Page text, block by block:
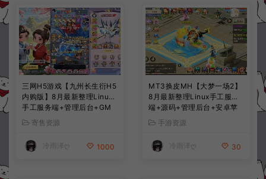
三网H5游戏【九州长生衍H5
内购版】8月最新整理Linux
手工服务端+管理后台+GM
授权后台+简易安卓客户端
+详细搭建教程+视频教程
寄售资源
冷雨泽ღ 1000
MT3换皮MH【大梦一场2】
8月最新整理Linux手工服务
端+源码+管理后台+安卓苹
果双端+详细搭建教程+视频
教程
手游资源
冷雨泽ღ 30